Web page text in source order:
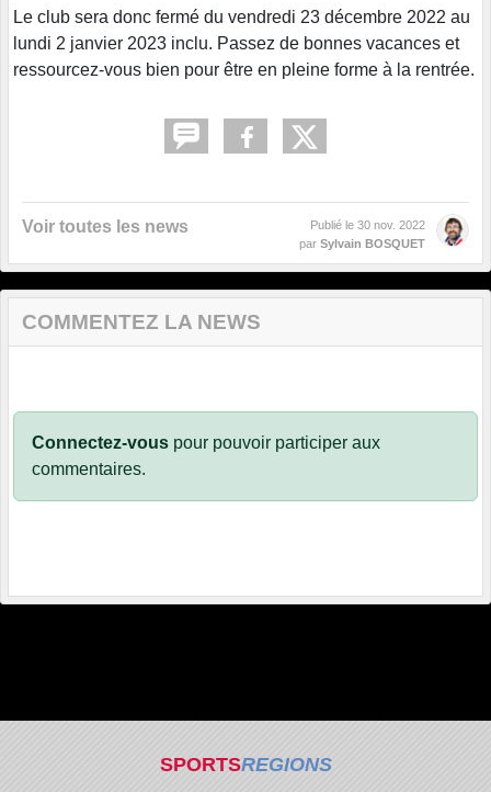
Le club sera donc fermé du vendredi 23 décembre 2022 au
lundi 2 janvier 2023 inclu. Passez de bonnes vacances et
ressourcez-vous bien pour être en pleine forme à la rentrée.
Voir toutes les news Publié le 30 nov. 2022
par Sylvain BOSQUET
COMMENTEZ LA NEWS
Connectez-vous pour pouvoir participer aux
commentaires.
SPORTSREGIONS